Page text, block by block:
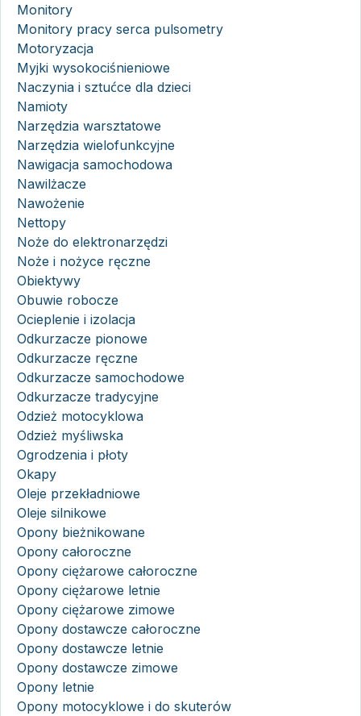
Monitory
Monitory pracy serca pulsometry
Motoryzacja
Myjki wysokociśnieniowe
Naczynia i sztućce dla dzieci
Namioty
Narzędzia warsztatowe
Narzędzia wielofunkcyjne
Nawigacja samochodowa
Nawilżacze
Nawożenie
Nettopy
Noże do elektronarzędzi
Noże i nożyce ręczne
Obiektywy
Obuwie robocze
Ocieplenie i izolacja
Odkurzacze pionowe
Odkurzacze ręczne
Odkurzacze samochodowe
Odkurzacze tradycyjne
Odzież motocyklowa
Odzież myśliwska
Ogrodzenia i płoty
Okapy
Oleje przekładniowe
Oleje silnikowe
Opony bieżnikowane
Opony całoroczne
Opony ciężarowe całoroczne
Opony ciężarowe letnie
Opony ciężarowe zimowe
Opony dostawcze całoroczne
Opony dostawcze letnie
Opony dostawcze zimowe
Opony letnie
Opony motocyklowe i do skuterów